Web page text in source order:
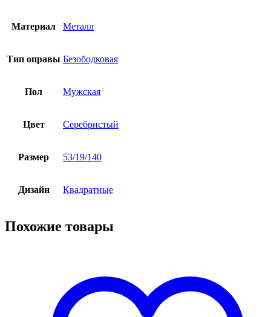
Материал Металл
Тип оправы Безободковая
Пол Мужская
Цвет Серебристый
Размер 53/19/140
Дизайн Квадратные
Похожие товары